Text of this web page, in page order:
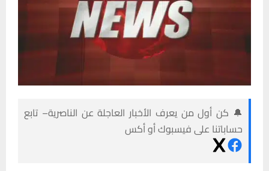
🔔 كن أول من يعرف الأخبار العاجلة عن الناصرية– تابع
حساباتنا على فيسبوك أو أكس